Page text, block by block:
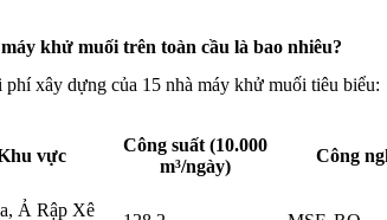
khử muối trên toàn cầu là bao nhiêu?
xây dựng của 15 nhà máy khử muối tiêu biểu:
vực
Công suất (10.000
m³/ngày)
Công
Ả Rập Xê